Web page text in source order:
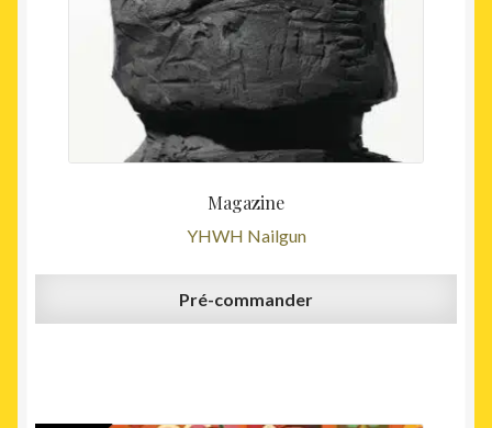
Magazine
YHWH Nailgun
Pré-commander